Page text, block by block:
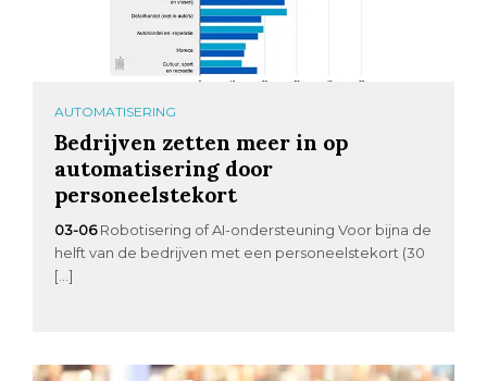
AUTOMATISERING
Bedrijven zetten meer in op
automatisering door
personeelstekort
03-06 Robotisering of AI-ondersteuning Voor bijna de
helft van de bedrijven met een personeelstekort (30
[…]